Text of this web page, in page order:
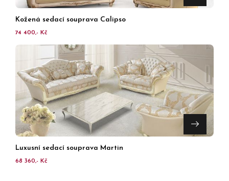
Kožená sedací souprava Calipso
74 400,- Kč
Luxusní sedací souprava Martin
68 360,- Kč